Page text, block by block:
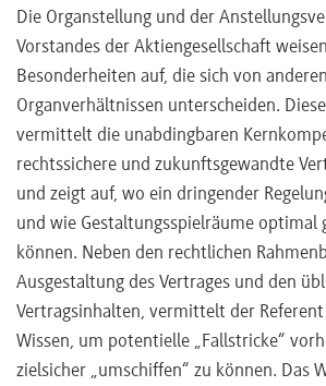
Die Organstellung und der
Vorstandes der Aktiengesellschaft
Besonderheiten auf, die sich von
Organverhältnissen unterscheiden.
vermittelt die unabdingbaren
rechtssichere und zukunftsgewandte
und zeigt auf, wo ein dringender
und wie Gestaltungsspielräume optimal
können. Neben den rechtlichen
Ausgestaltung des Vertrages und den
Vertragsinhalten, vermittelt der
Wissen, um potentielle „Fallstricke“
zielsicher „umschiffen“ zu können. Das